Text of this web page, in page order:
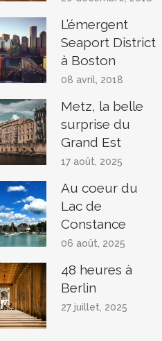
L’émergent
Seaport District
à Boston
08 avril, 2018
Metz, la belle
surprise du
Grand Est
17 août, 2025
Au coeur du
Lac de
Constance
06 août, 2025
48 heures à
Berlin
27 juillet, 2025